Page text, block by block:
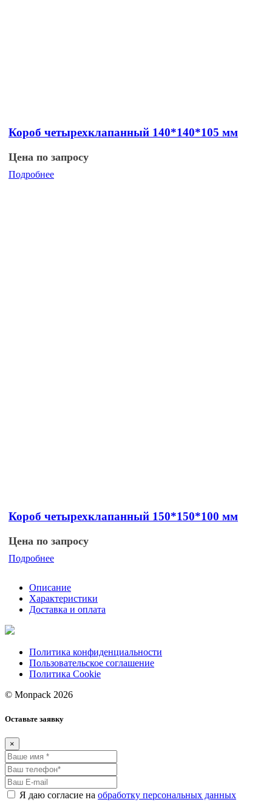
Короб четырехклапанный 140*140*105 мм
Цена по запросу
Подробнее
Короб четырехклапанный 150*150*100 мм
Цена по запросу
Подробнее
Описание
Характеристики
Доставка и оплата
Политика конфиденциальности
Пользовательское соглашение
Политика Cookie
© Monpack 2026
Оставьте заявку
×
Я даю согласие на обработку персональных данных